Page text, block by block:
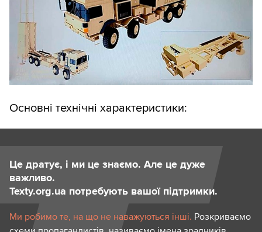
Основні технічні характеристики:
Це дратує, і ми це знаємо. Але це дуже
важливо.
Texty.org.ua потребують вашої підтримки.
Ми робимо те, на що не наважуються інші. Розкриваємо